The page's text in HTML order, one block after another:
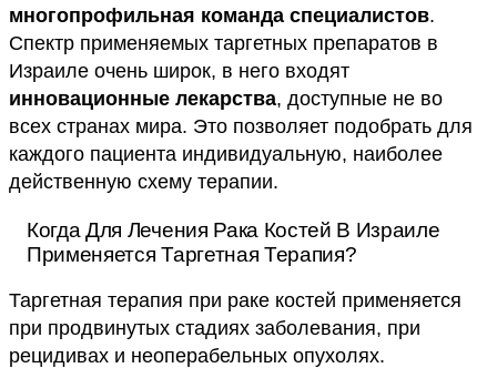
многопрофильная команда специалистов.
Спектр применяемых таргетных препаратов в
Израиле очень широк, в него входят
инновационные лекарства, доступные не во
всех странах мира. Это позволяет подобрать для
каждого пациента индивидуальную, наиболее
действенную схему терапии.
Когда Для Лечения Рака Костей В Израиле
Применяется Таргетная Терапия?
Таргетная терапия при раке костей применяется
при продвинутых стадиях заболевания, при
рецидивах и неоперабельных опухолях.